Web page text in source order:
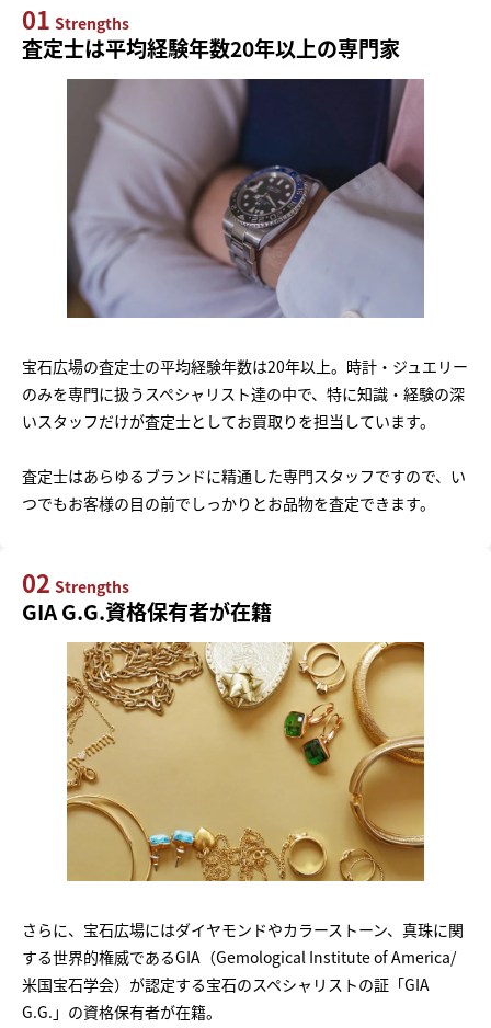
01 Strengths
査定士は平均経験年数20年以上の専門家
宝石広場の査定士の平均経験年数は20年以上。時計・ジュエリー
のみを専門に扱うスペシャリスト達の中で、特に知識・経験の深
いスタッフだけが査定士としてお買取りを担当しています。
査定士はあらゆるブランドに精通した専門スタッフですので、い
つでもお客様の目の前でしっかりとお品物を査定できます。
02 Strengths
GIA G.G.資格保有者が在籍
さらに、宝石広場にはダイヤモンドやカラーストーン、真珠に関
する世界的権威であるGIA（Gemological Institute of America/
米国宝石学会）が認定する宝石のスペシャリストの証「GIA
G.G.」の資格保有者が在籍。